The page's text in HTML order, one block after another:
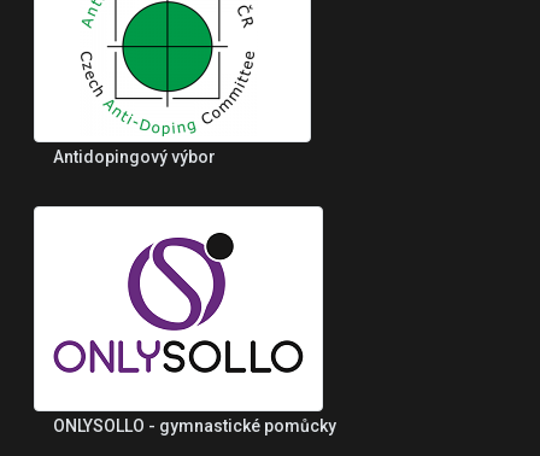
Antidopingový výbor
ONLYSOLLO - gymnastické pomůcky